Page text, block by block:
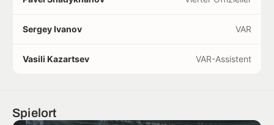
Sergey Ivanov VAR
Vasili Kazartsev VAR-Assistent
Spielort